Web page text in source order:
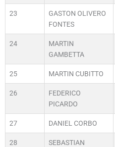
23
GASTON OLIVERO
FONTES
24
MARTIN
GAMBETTA
25 MARTIN CUBITTO
26
FEDERICO
PICARDO
27 DANIEL CORBO
28
SEBASTIAN